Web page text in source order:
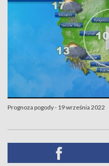
Prognoza pogody - 19 września 2022